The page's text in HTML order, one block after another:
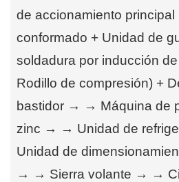
de accionamiento principal
conformado + Unidad de
soldadura por inducción
Rodillo de compresión) +
bastidor → → Máquina de
zinc → → Unidad de
Unidad de
→ → Sierra volante → →